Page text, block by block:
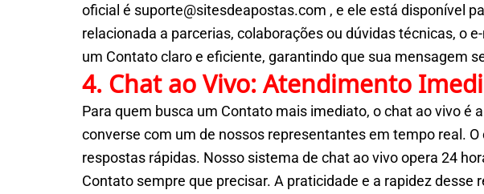
oficial é suporte@sitesdeapostas.com , e ele está disponível
relacionada a parcerias, colaborações ou dúvidas técnicas, o
um Contato claro e eficiente, garantindo que sua mensagem
4. Chat ao Vivo: Atendimento
Para quem busca um Contato mais imediato, o chat ao vivo
converse com um de nossos representantes em tempo real.
respostas rápidas. Nosso sistema de chat ao vivo opera 24
Contato sempre que precisar. A praticidade e a rapidez